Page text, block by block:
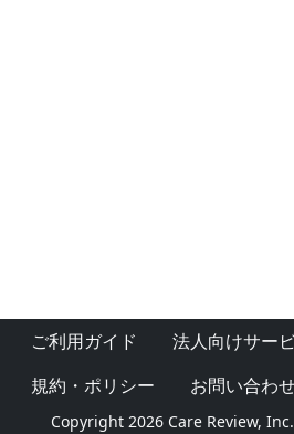
ご利用ガイド 法人向けサー
規約・ポリシー
お問い合わ
Copyright 2026 Care Review,